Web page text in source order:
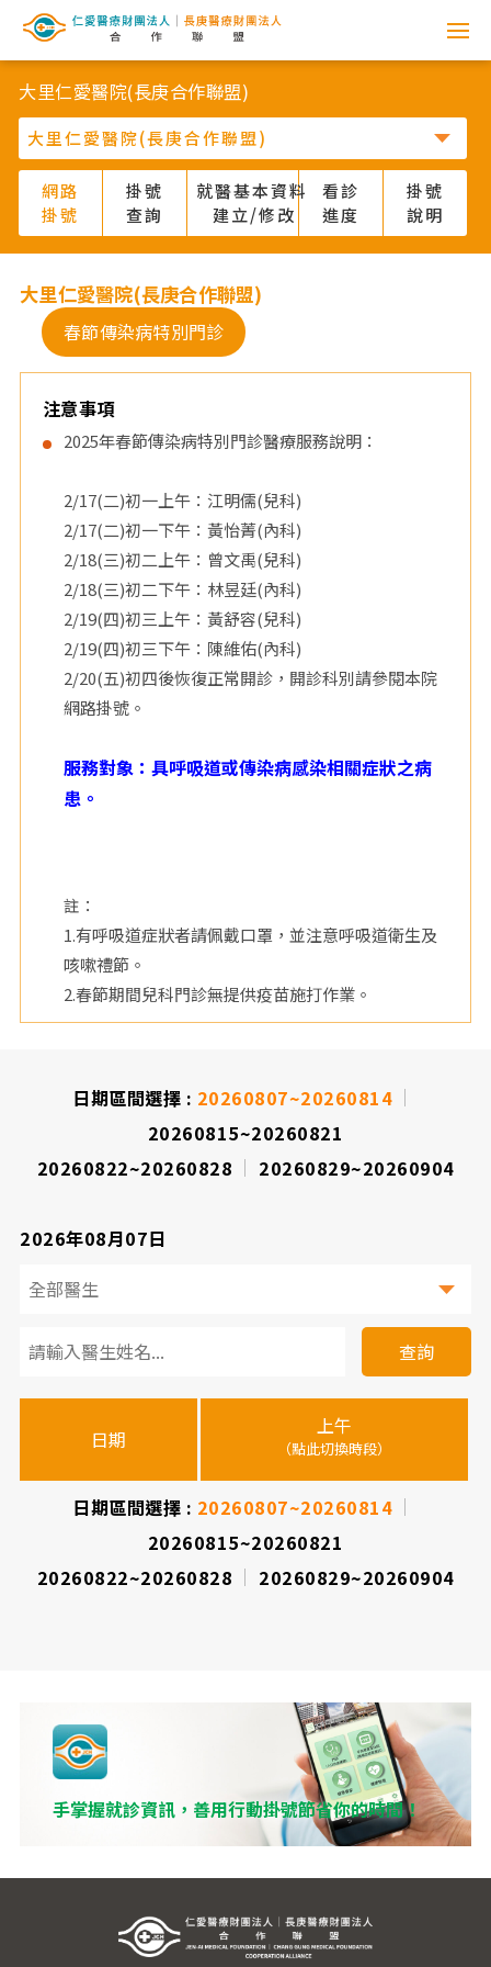
網
路
掛
號
系
統
仁
愛
大里仁愛醫院(長庚合作聯盟)
網路
掛號
掛號
查詢
就醫基本資料
建立/修改
看診
進度
掛號
說明
大里仁愛醫院(長庚合作聯盟)
春節傳染病特別門診
注意事項
2025年春節傳染病特別門診醫療服務說明：
2/17(二)初一上午：江明儒(兒科)
2/17(二)初一下午：黃怡菁(內科)
2/18(三)初二上午：曾文禹(兒科)
2/18(三)初二下午：林昱廷(內科)
2/19(四)初三上午：黃舒容(兒科)
2/19(四)初三下午：陳維佑(內科)
2/20(五)初四後恢復正常開診，開診科別請參閱本院
網路掛號。
服務對象：具呼吸道或傳染病感染相關症狀之病
患。
註：
1.有呼吸道症狀者請佩戴口罩，並注意呼吸道衛生及
咳嗽禮節。
2.春節期間兒科門診無提供疫苗施打作業。
日期區間選擇 : 20260807~20260814
20260815~20260821
20260822~20260828
20260829~20260904
2026年08月07日
診
醫
時
查詢
日期
上午
（點此切換時段）
日期區間選擇 : 20260807~20260814
20260815~20260821
20260822~20260828
20260829~20260904
手掌握就診資訊，善用行動掛號節省你的時間！